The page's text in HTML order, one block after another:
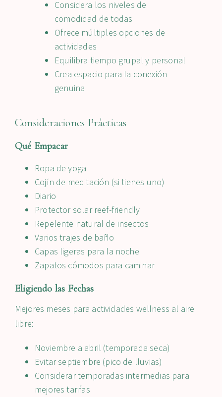
Considera los niveles de
comodidad de todas
Ofrece múltiples opciones de
actividades
Equilibra tiempo grupal y personal
Crea espacio para la conexión
genuina
Consideraciones Prácticas
Qué Empacar
Ropa de yoga
Cojín de meditación (si tienes uno)
Diario
Protector solar reef-friendly
Repelente natural de insectos
Varios trajes de baño
Capas ligeras para la noche
Zapatos cómodos para caminar
Eligiendo las Fechas
Mejores meses para actividades wellness al aire
libre:
Noviembre a abril (temporada seca)
Evitar septiembre (pico de lluvias)
Considerar temporadas intermedias para
mejores tarifas